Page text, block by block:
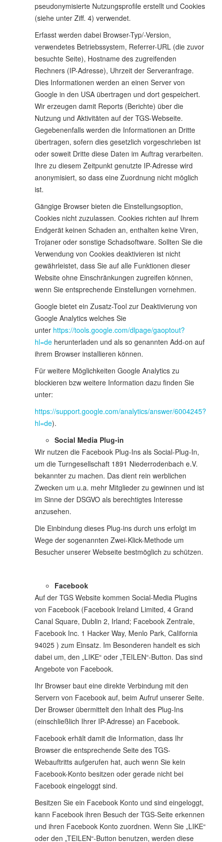
pseudonymisierte Nutzungsprofile erstellt und Cookies
(siehe unter Ziff. 4) verwendet.
Erfasst werden dabei Browser-Typ/-Version,
verwendetes Betriebssystem, Referrer-URL (die zuvor
besuchte Seite), Hostname des zugreifenden
Rechners (IP-Adresse), Uhrzeit der Serveranfrage.
Dies Informationen werden an einen Server von
Google in den USA übertragen und dort gespeichert.
Wir erzeugen damit Reports (Berichte) über die
Nutzung und Aktivitäten auf der TGS-Webseite.
Gegebenenfalls werden die Informationen an Dritte
übertragen, sofern dies gesetzlich vorgeschrieben ist
oder soweit Dritte diese Daten im Auftrag verarbeiten.
Ihre zu diesem Zeitpunkt genutzte IP-Adresse wird
anonymisiert, so dass eine Zuordnung nicht möglich
ist.
Gängige Browser bieten die Einstellungsoption,
Cookies nicht zuzulassen. Cookies richten auf Ihrem
Endgerät keinen Schaden an, enthalten keine Viren,
Trojaner oder sonstige Schadsoftware. Sollten Sie die
Verwendung von Cookies deaktivieren ist nicht
gewährleistet, dass Sie auf alle Funktionen dieser
Website ohne Einschränkungen zugreifen können,
wenn Sie entsprechende Einstellungen vornehmen.
Google bietet ein Zusatz-Tool zur Deaktivierung von
Google Analytics welches Sie
unter https://tools.google.com/dlpage/gaoptout?
hl=de herunterladen und als so genannten Add-on auf
ihrem Browser installieren können.
Für weitere Möglichkeiten Google Analytics zu
blockieren bzw weitere Information dazu finden Sie
unter:
https://support.google.com/analytics/answer/6004245?
hl=de).
Social Media Plug-in
Wir nutzen die Facebook Plug-Ins als Social-Plug-In,
um die Turngesellschaft 1891 Niederrodenbach e.V.
bekannter zu machen. Das dient rein werblichen
Zwecken um u.a. mehr Mitglieder zu gewinnen und ist
im Sinne der DSGVO als berechtigtes Interesse
anzusehen.
Die Einbindung dieses Plug-ins durch uns erfolgt im
Wege der sogenannten Zwei-Klick-Methode um
Besucher unserer Webseite bestmöglich zu schützen.
Facebook
Auf der TGS Website kommen Social-Media Plugins
von Facebook (Facebook Ireland Limited, 4 Grand
Canal Square, Dublin 2, Irland; Facebook Zentrale,
Facebook Inc. 1 Hacker Way, Menlo Park, California
94025 ) zum Einsatz. Im Besonderen handelt es sich
dabei um, den „LIKE“ oder „TEILEN“-Button. Das sind
Angebote von Facebook.
Ihr Browser baut eine direkte Verbindung mit den
Servern von Facebook auf, beim Aufruf unserer Seite.
Der Browser übermittelt den Inhalt des Plug-Ins
(einschließlich Ihrer IP-Adresse) an Facebook.
Facebook erhält damit die Information, dass Ihr
Browser die entsprechende Seite des TGS-
Webauftritts aufgerufen hat, auch wenn Sie kein
Facebook-Konto besitzen oder gerade nicht bei
Facebook eingeloggt sind.
Besitzen Sie ein Facebook Konto und sind eingeloggt,
kann Facebook ihren Besuch der TGS-Seite erkennen
und ihren Facebook Konto zuordnen. Wenn Sie „LIKE“
oder den „TEILEN“-Button benutzen, werden diese